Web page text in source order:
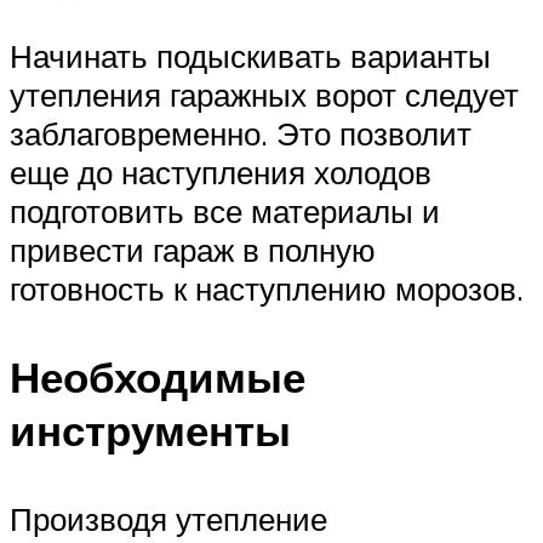
Начинать подыскивать варианты
утепления гаражных ворот следует
заблаговременно. Это позволит
еще до наступления холодов
подготовить все материалы и
привести гараж в полную
готовность к наступлению морозов.
Необходимые
инструменты
Производя утепление